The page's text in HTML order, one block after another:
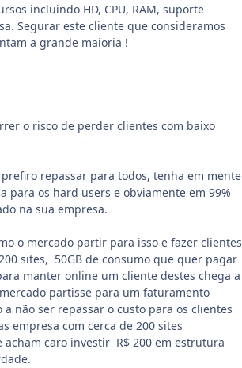
incluindo HD, CPU, RAM, suporte
Segurar este cliente que consideramos
a grande maioria !
o risco de perder clientes com baixo
repassar para todos, tenha em mente
para os hard users e obviamente em 99%
na sua empresa.
o mercado partir para isso e fazer clientes
sites, 50GB de consumo que quer pagar
manter online um cliente destes chega a
mercado partisse para um faturamento
não ser repassar o custo para os clientes
empresa com cerca de 200 sites
caro investir R$ 200 em estrutura